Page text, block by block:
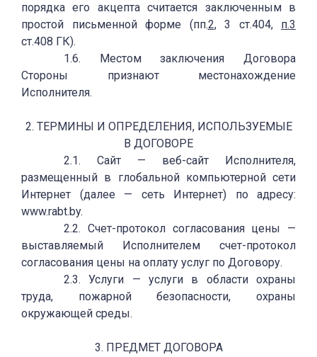
порядка его акцепта считается заключенным в
простой письменной форме (пп.2, 3 ст.404, п.3
ст.408 ГК).
1.6. Местом заключения Договора
Стороны признают местонахождение
Исполнителя.
2. ТЕРМИНЫ И ОПРЕДЕЛЕНИЯ, ИСПОЛЬЗУЕМЫЕ
В ДОГОВОРЕ
2.1. Сайт — веб-сайт Исполнителя,
размещенный в глобальной компьютерной сети
Интернет (далее — сеть Интернет) по адресу:
www.rabt.by.
2.2. Счет-протокол согласования цены —
выставляемый Исполнителем счет-протокол
согласования цены на оплату услуг по Договору.
2.3. Услуги — услуги в области охраны
труда, пожарной безопасности, охраны
окружающей среды.
3. ПРЕДМЕТ ДОГОВОРА